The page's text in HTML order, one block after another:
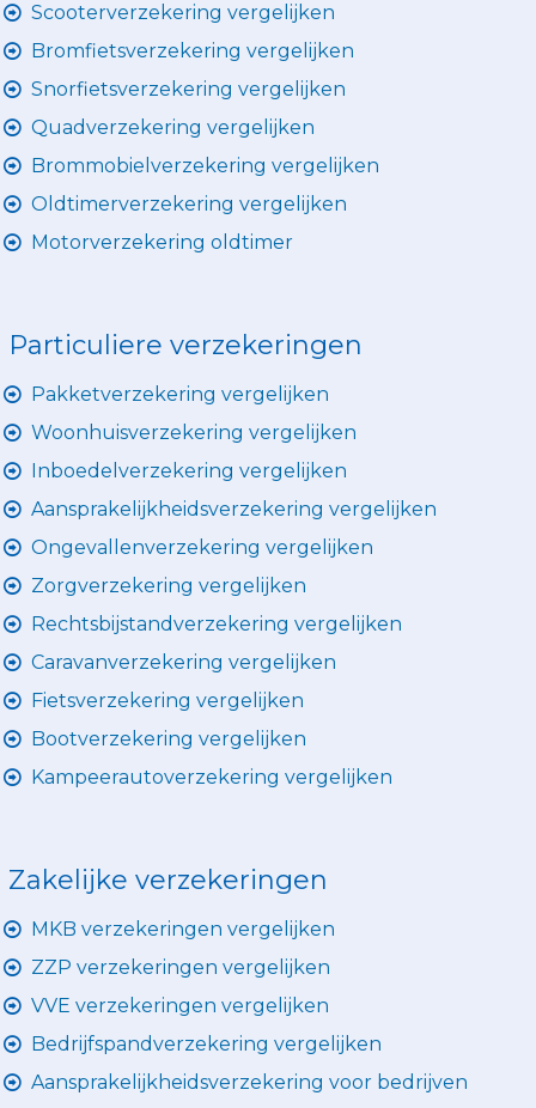
Scooterverzekering vergelijken
Bromfietsverzekering vergelijken
Snorfietsverzekering vergelijken
Quadverzekering vergelijken
Brommobielverzekering vergelijken
Oldtimerverzekering vergelijken
Motorverzekering oldtimer
Particuliere verzekeringen
Pakketverzekering vergelijken
Woonhuisverzekering vergelijken
Inboedelverzekering vergelijken
Aansprakelijkheidsverzekering vergelijken
Ongevallenverzekering vergelijken
Zorgverzekering vergelijken
Rechtsbijstandverzekering vergelijken
Caravanverzekering vergelijken
Fietsverzekering vergelijken
Bootverzekering vergelijken
Kampeerautoverzekering vergelijken
Zakelijke verzekeringen
MKB verzekeringen vergelijken
ZZP verzekeringen vergelijken
VVE verzekeringen vergelijken
Bedrijfspandverzekering vergelijken
Aansprakelijkheidsverzekering voor bedrijven